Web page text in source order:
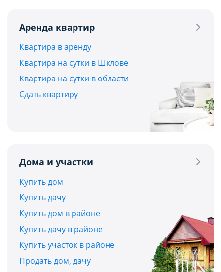
Аренда квартир
Квартира в аренду
Квартира на сутки в Шклове
Квартира на сутки в области
Сдать квартиру
Дома и участки
Купить дом
Купить дачу
Купить дом в районе
Купить дачу в районе
Купить участок в районе
Продать дом, дачу